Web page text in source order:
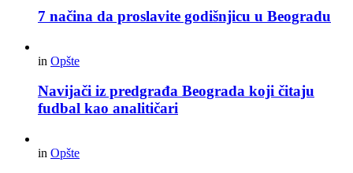
7 načina da proslavite godišnjicu u Beogradu
in Opšte
Navijači iz predgrađa Beograda koji čitaju
fudbal kao analitičari
in Opšte